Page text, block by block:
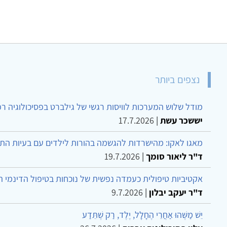
נצפים ביותר
מודל שלוש המערכות לוויסות רגשי של גילברט בפסיכולוגיה
יששכר עשת |
17.7.2026
מאגו לאקו: מהישרדות להגשמה בהורות לילדים עם בעיות
ד"ר ליאור סומך |
19.7.2026
אקטיביות טיפולית כעמדה נפשית של נוכחות בטיפול
ד"ר יעקב יבלון |
9.7.2026
יֵשׁ מַשֶּׁהוּ אַחֲרֵי הֶחָלָל, יֶלֶד, רַק שֶׁתֵּדַע